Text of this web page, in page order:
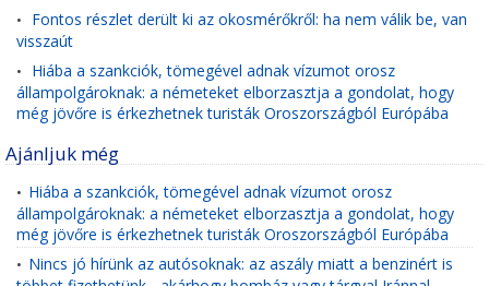
• Fontos részlet derült ki az okosmérőkről: ha nem válik be, van
visszaút
• Hiába a szankciók, tömegével adnak vízumot orosz
állampolgároknak: a németeket elborzasztja a gondolat, hogy
még jövőre is érkezhetnek turisták Oroszországból Európába
Ajánljuk még
• Hiába a szankciók, tömegével adnak vízumot orosz
állampolgároknak: a németeket elborzasztja a gondolat, hogy
még jövőre is érkezhetnek turisták Oroszországból Európába
• Nincs jó hírünk az autósoknak: az aszály miatt a benzinért is